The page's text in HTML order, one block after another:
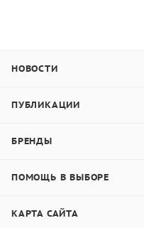
НОВОСТИ
ПУБЛИКАЦИИ
БРЕНДЫ
ПОМОЩЬ В ВЫБОРЕ
КАРТА САЙТА